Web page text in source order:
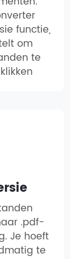
functie,
om
te
.pdf-
Je hoeft
te